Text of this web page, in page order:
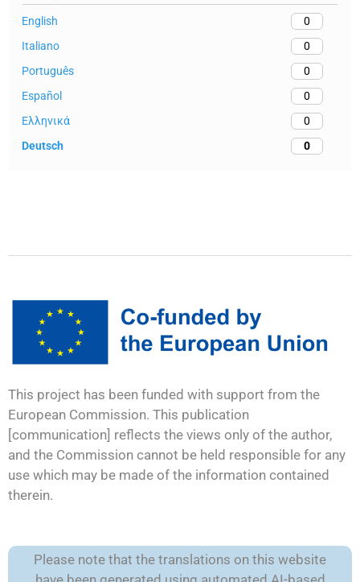
English
0
Italiano
0
Português
0
Español
0
Ελληνικά
0
Deutsch
0
This project has been funded with support from the
European Commission. This publication
[communication] reflects the views only of the author,
and the Commission cannot be held responsible for any
use which may be made of the information contained
therein.
Please note that the translations on this website